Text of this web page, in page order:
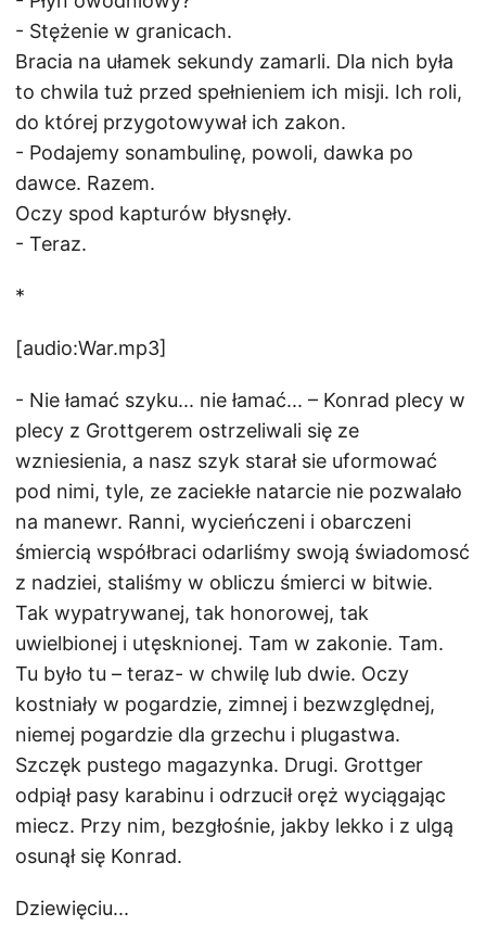
- Stężenie w granicach.
Bracia na ułamek sekundy zamarli. Dla nich była
to chwila tuż przed spełnieniem ich misji. Ich roli,
do której przygotowywał ich zakon.
- Podajemy sonambulinę, powoli, dawka po
dawce. Razem.
Oczy spod kapturów błysnęły.
- Teraz.
*
[audio:War.mp3]
- Nie łamać szyku... nie łamać... – Konrad plecy w
plecy z Grottgerem ostrzeliwali się ze
wzniesienia, a nasz szyk starał sie uformować
pod nimi, tyle, ze zaciekłe natarcie nie pozwalało
na manewr. Ranni, wycieńczeni i obarczeni
śmiercią współbraci odarliśmy swoją świadomosć
z nadziei, staliśmy w obliczu śmierci w bitwie.
Tak wypatrywanej, tak honorowej, tak
uwielbionej i utęsknionej. Tam w zakonie. Tam.
Tu było tu – teraz- w chwilę lub dwie. Oczy
kostniały w pogardzie, zimnej i bezwzględnej,
niemej pogardzie dla grzechu i plugastwa.
Szczęk pustego magazynka. Drugi. Grottger
odpiął pasy karabinu i odrzucił oręż wyciągając
miecz. Przy nim, bezgłośnie, jakby lekko i z ulgą
osunął się Konrad.
Dziewięciu...